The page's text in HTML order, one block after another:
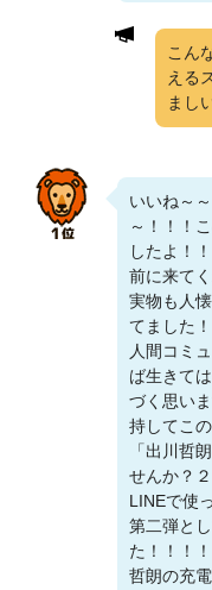
こん
える
まし
いいね～
～！！！
したよ！
前に来て
実物も人
てました
人間コミ
ば生きて
づく思い
持してこ
「出川哲
せんか？
LINEで使
第二弾と
た！！！
哲朗の充